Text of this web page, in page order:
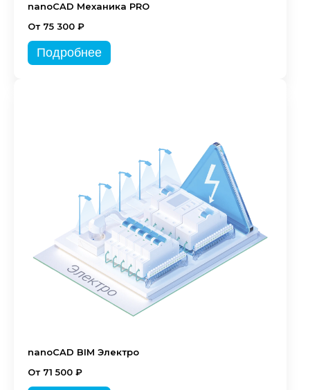
nanoCAD Механика PRO
От 75 300 ₽
Подробнее
nanoCAD BIM Электро
От 71 500 ₽